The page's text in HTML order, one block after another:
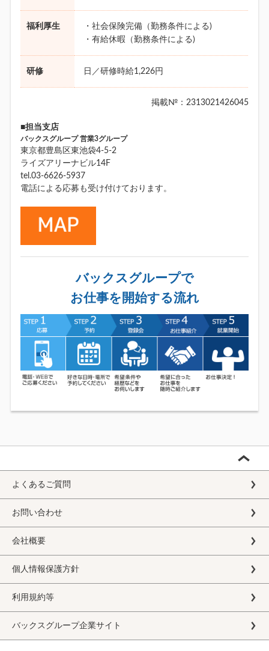
福利厚生
・社会保険完備（勤務条件による)
・有給休暇（勤務条件による)
研修 日／研修時給1,226円
掲載№：2313021426045
■担当支店
バックスグループ 営業3グループ
東京都豊島区東池袋4-5-2
ライズアリーナビル14F
tel.03-6626-5937
電話による応募も受け付けております。
バックスグループで
お仕事を開始する流れ
よくあるご質問
お問い合わせ
会社概要
個人情報保護方針
利用規約等
バックスグループ企業サイト